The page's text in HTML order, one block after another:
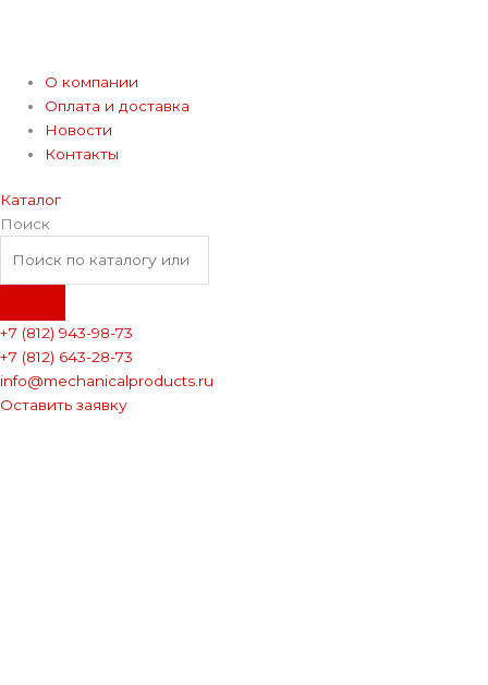
О компании
Оплата и доставка
Новости
Контакты
Каталог
Поиск
+7 (812) 943-98-73
+7 (812) 643-28-73
info@mechanicalproducts.ru
Оставить заявку